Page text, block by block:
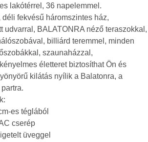
lakótérrel, 36 napelemmel.
fekvésű háromszintes ház,
udvarral, BALATONRA néző teraszokkal,
billiárd teremmel, minden
szaunaházzal,
életteret biztosíthat Ön és
kilátás nyílik a Balatonra, a
es téglából
cserép
üveggel